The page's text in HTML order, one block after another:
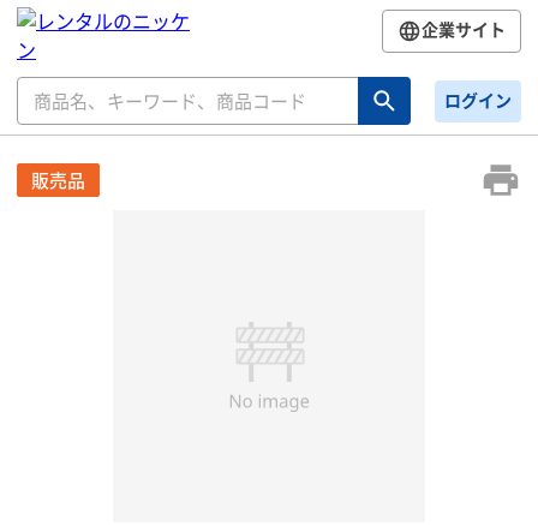
企業サイト
ログイン
販売品